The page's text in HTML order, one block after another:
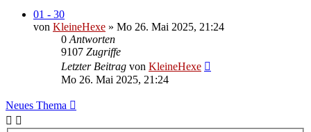
01 - 30
von KleineHexe » Mo 26. Mai 2025, 21:24
0 Antworten
9107 Zugriffe
Letzter Beitrag von KleineHexe
Mo 26. Mai 2025, 21:24
Neues Thema